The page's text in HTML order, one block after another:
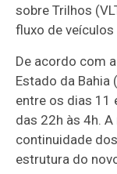
sobre Trilhos
fluxo de veículos
De acordo com
Estado da Bahia
entre os dias 11
das 22h às 4h.
continuidade
estrutura do